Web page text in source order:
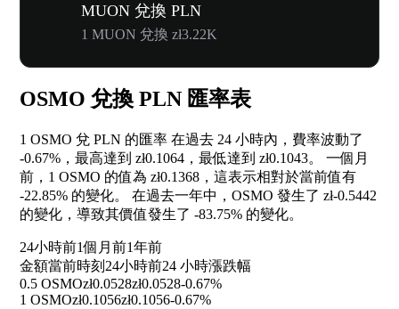
MUON 兌換 PLN
1 MUON 兌換 zł3.22K
OSMO 兌換 PLN 匯率表
1 OSMO 兌 PLN 的匯率 在過去 24 小時內，費率波動了
-0.67% ，最高達到 zł0.1064，最低達到 zł0.1043。 一個月
前，1 OSMO 的值為 zł0.1368，這表示相對於當前值有
-22.85% 的變化。 在過去一年中，OSMO 發生了 zł-0.5442
的變化，導致其價值發生了 -83.75% 的變化。
24小時前1個月前1年前
金額當前時刻 24小時前24 小時漲跌幅
0.5 OSMOzł0.0528zł0.0528-0.67%
1 OSMOzł0.1056zł0.1056-0.67%